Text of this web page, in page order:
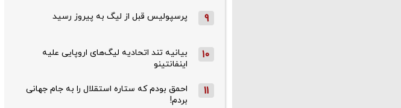
9 پرسپولیس قبل از لیگ به پیروز رسید
10
بیانیه تند اتحادیه لیگ‌های اروپایی علیه
اینفانتینو
11
احمق بودم که ستاره استقلال را به جام جهانی
بردم!